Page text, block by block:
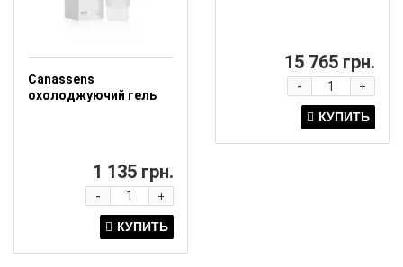
Canassens
охолоджуючий гель
1 135 грн.
+
-
15 765 грн.
+
-